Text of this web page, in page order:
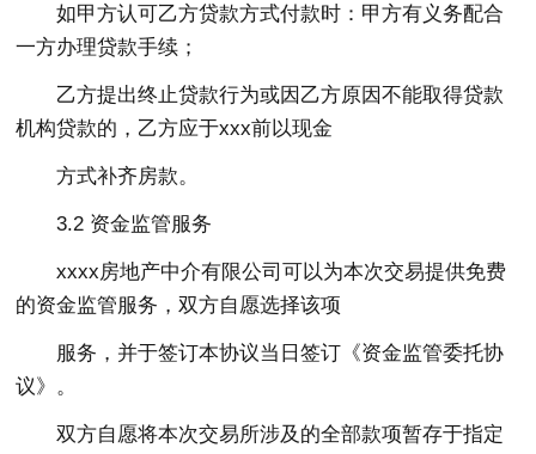
如甲方认可乙方贷款方式付款时：甲方有义务配合
一方办理贷款手续；
乙方提出终止贷款行为或因乙方原因不能取得贷款
机构贷款的，乙方应于xxx前以现金
方式补齐房款。
3.2 资金监管服务
xxxx房地产中介有限公司可以为本次交易提供免费
的资金监管服务，双方自愿选择该项
服务，并于签订本协议当日签订《资金监管委托协
议》。
双方自愿将本次交易所涉及的全部款项暂存于指定